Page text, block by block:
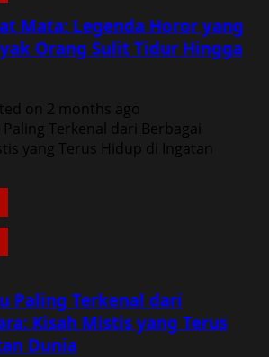
Mata: Legenda Horor yang
Orang Sulit Tidur Hingga
on 2 months ago
Paling Terkenal dari
Kisah Mistis yang Terus
Dunia